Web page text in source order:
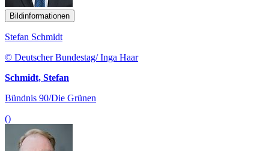
Bildinformationen
Stefan Schmidt
© Deutscher Bundestag/ Inga Haar
Schmidt, Stefan
Bündnis 90/Die Grünen
()